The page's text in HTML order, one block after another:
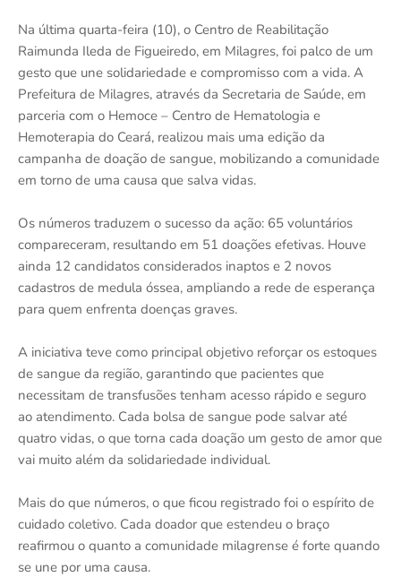
Na última quarta-feira (10), o Centro de Reabilitação
Raimunda Ileda de Figueiredo, em Milagres, foi palco de um
gesto que une solidariedade e compromisso com a vida. A
Prefeitura de Milagres, através da Secretaria de Saúde, em
parceria com o Hemoce – Centro de Hematologia e
Hemoterapia do Ceará, realizou mais uma edição da
campanha de doação de sangue, mobilizando a comunidade
em torno de uma causa que salva vidas.
Os números traduzem o sucesso da ação: 65 voluntários
compareceram, resultando em 51 doações efetivas. Houve
ainda 12 candidatos considerados inaptos e 2 novos
cadastros de medula óssea, ampliando a rede de esperança
para quem enfrenta doenças graves.
A iniciativa teve como principal objetivo reforçar os estoques
de sangue da região, garantindo que pacientes que
necessitam de transfusões tenham acesso rápido e seguro
ao atendimento. Cada bolsa de sangue pode salvar até
quatro vidas, o que torna cada doação um gesto de amor que
vai muito além da solidariedade individual.
Mais do que números, o que ficou registrado foi o espírito de
cuidado coletivo. Cada doador que estendeu o braço
reafirmou o quanto a comunidade milagrense é forte quando
se une por uma causa.